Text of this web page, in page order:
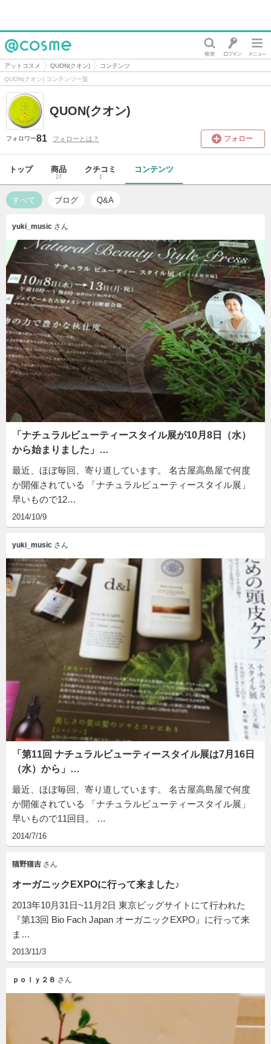
@cosme
アットコスメ QUON(クオン)
コンテンツ
QUON(クオン) コンテンツ一覧
QUON(クオン)
フォロワー81 フォローとは？ フォロー
トップ 商品
27
クチコミ
1
コンテンツ
すべて ブログ Q&A
yuki_music さん
「ナチュラルビューティースタイル展が10月8日（水）
から始まりました」…
最近、ほぼ毎回、寄り道しています。 名古屋高島屋で何度
か開催されている 「ナチュラルビューティースタイル展」
早いもので12…
2014/10/9
yuki_music さん
「第11回 ナチュラルビューティースタイル展は7月16日
（水）から」…
最近、ほぼ毎回、寄り道しています。 名古屋高島屋で何度
か開催されている 「ナチュラルビューティースタイル展」
早いもので11回目。 …
2014/7/16
猫野猫吉 さん
オーガニックEXPOに行って来ました♪
2013年10月31日~11月2日 東京ビッグサイトにて行われた
『第13回 Bio Fach Japan オーガニックEXPO』に行って来
ま…
2013/11/3
ｐｏｌｙ２８ さん